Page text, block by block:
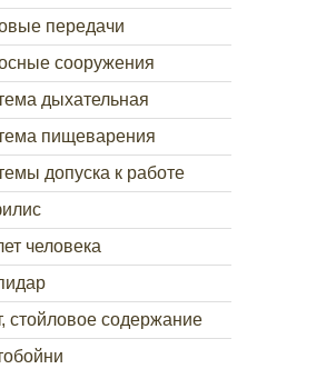
передачи
сооружения
дыхательная
пищеварения
допуска к работе
человека
стойловое содержание